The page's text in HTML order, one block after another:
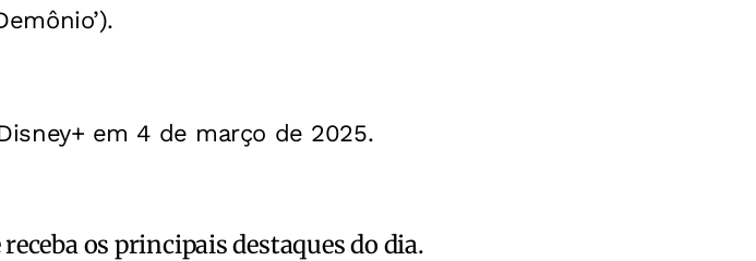
em 4 de março de 2025.
os principais destaques do dia.